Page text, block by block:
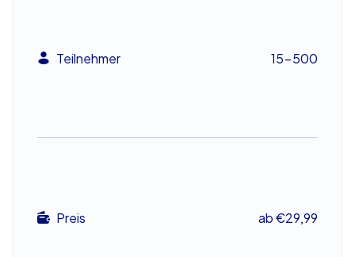
nächsten Betriebsausflug
Teamgeist zu stärken und gleichzeitig die Stadt zu
Teilnehmer 15-500
Preis ab €29,99